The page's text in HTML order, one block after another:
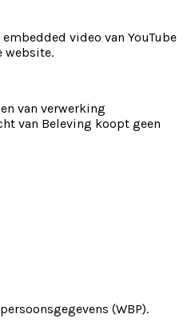
video van YouTube
website.
van verwerking
van Beleving koopt geen
(WBP).